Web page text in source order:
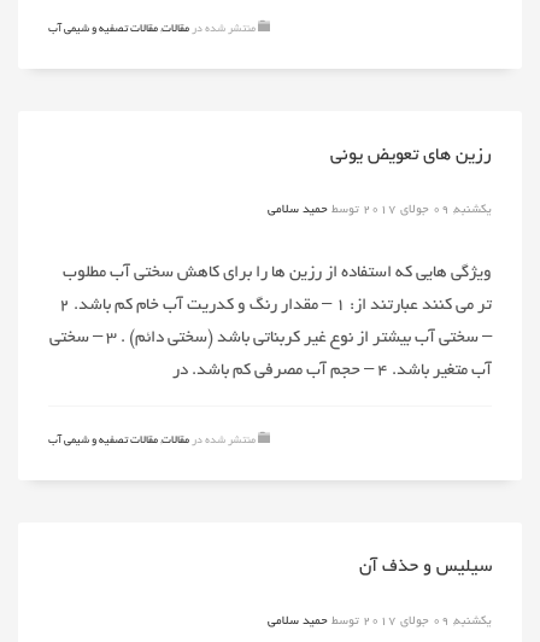
منتشر شده در مقالات, مقالات تصفیه و شیمی آب
رزین های تعویض یونی
یکشنبه, 09 جولای 2017 توسط حمید سلامی
ویژگی هایی که استفاده از رزین ها را برای کاهش سختی آب مطلوب
تر می کنند عبارتند از: ۱ – مقدار رنگ و کدریت آب خام کم باشد. ۲
– سختی آب بیشتر از نوع غیر کربناتی باشد (سختی دائم) . ۳ – سختی
آب متغیر باشد. ۴ – حجم آب مصرفی کم باشد. در
منتشر شده در مقالات, مقالات تصفیه و شیمی آب
سیلیس و حذف آن
یکشنبه, 09 جولای 2017 توسط حمید سلامی